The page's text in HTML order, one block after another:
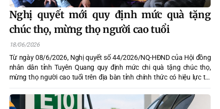
Nghị quyết mới quy định mức quà tặng
chúc thọ, mừng thọ người cao tuổi
18/06/2026
Từ ngày 08/6/2026, Nghị quyết số 44/2026/NQ-HĐND của Hội đồng
nhân dân tỉnh Tuyên Quang quy định mức chi quà tặng chúc thọ,
mừng thọ người cao tuổi trên địa bàn tỉnh chính thức có hiệu lực thi
hành.